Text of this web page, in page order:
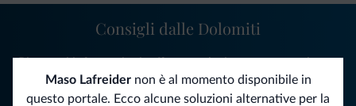
Maso Lafreidernon è al momento disponibile in
questo portale. Ecco alcune soluzioni alternative per la
Consigli dalle Dolomiti
vacanza nelle Dolomiti.